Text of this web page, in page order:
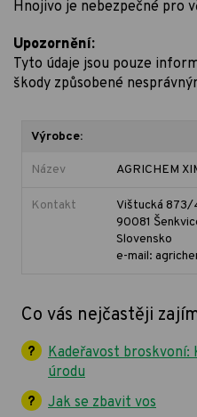
Hnojivo je nebezpečné pro
Upozornění:
Tyto údaje jsou pouze
škody způsobené
Výrobce:
Název AGRICHEM
Kontakt
Vištucká 873/
90081
Slovensko
e-mail:
Co vás nejčastěji
Kadeřavost
úrodu
Jak se zbavit vos